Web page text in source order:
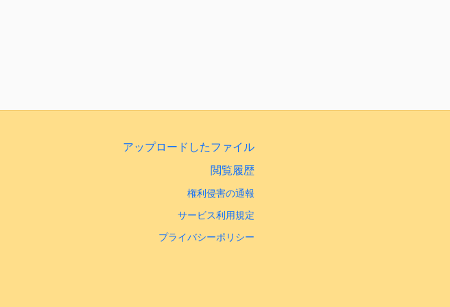
アップロードしたファイル
閲覧履歴
権利侵害の通報
サービス利用規定
プライバシーポリシー